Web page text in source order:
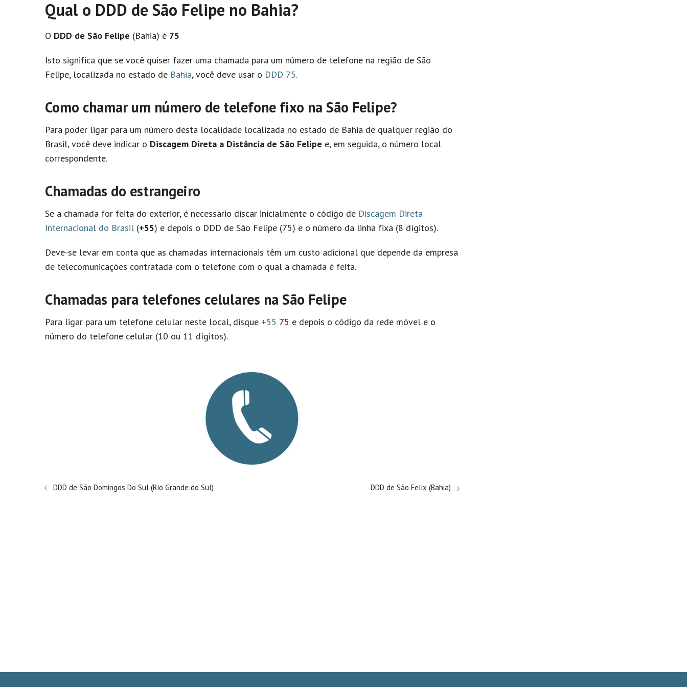
Qual o DDD de São Felipe no Bahia?
O DDD de São Felipe (Bahia) é 75
Isto significa que se você quiser fazer uma chamada para um número de telefone na região de São
Felipe, localizada no estado de Bahia, você deve usar o DDD 75.
Como chamar um número de telefone fixo na São Felipe?
Para poder ligar para um número desta localidade localizada no estado de Bahia de qualquer região do
Brasil, você deve indicar o Discagem Direta a Distância de São Felipe e, em seguida, o número local
correspondente.
Chamadas do estrangeiro
Se a chamada for feita do exterior, é necessário discar inicialmente o código de Discagem Direta
Internacional do Brasil (+55) e depois o DDD de São Felipe (75) e o número da linha fixa (8 dígitos).
Deve-se levar em conta que as chamadas internacionais têm um custo adicional que depende da empresa
de telecomunicações contratada com o telefone com o qual a chamada é feita.
Chamadas para telefones celulares na São Felipe
Para ligar para um telefone celular neste local, disque +55 75 e depois o código da rede móvel e o
número do telefone celular (10 ou 11 dígitos).
DDD de São Domingos Do Sul (Rio Grande do Sul) DDD de São Felix (Bahia)